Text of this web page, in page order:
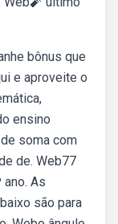
bônus que
e aproveite o
ensino
soma com
de. Web77
As
são para